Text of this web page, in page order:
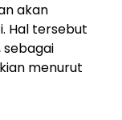
akan
Hal tersebut
sebagai
menurut